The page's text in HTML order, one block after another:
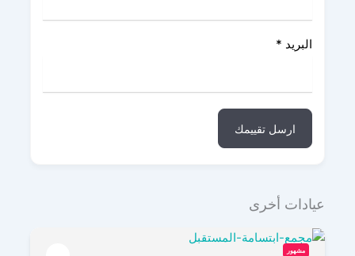
البريد *
ارسل تقييمك
عيادات أخرى
مشهور